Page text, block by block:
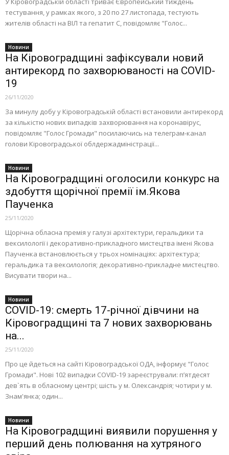
тестування, у рамках якого, з 20 по 27 листопада, тестують
жителів області на ВІЛ та гепатит C, повідомляє "Голос...
Новини
На Кіровоградщині зафіксували новий
антирекорд по захворюваності на COVID-
19
26/11/2020
За минулу добу у Кіровоградській області встановили антирекорд
за кількістю нових випадків захворювання на коронавірус,
повідомляє "Голос Громади" посилаючись на телеграм-канал
голови Кіровоградської облдержадміністрації...
Новини
На Кіровоградщині оголосили конкурс на
здобуття щорічної премії ім.Якова
Паученка
25/11/2020
Щорічна обласна премія у галузі архітектури, геральдики та
вексилології і декоративно-прикладного мистецтва імені Якова
Паученка встановлюється у трьох номінаціях: архітектура;
геральдика та вексилологія; декоративно-прикладне мистецтво.
Висувати твори на...
Новини
COVID-19: смерть 17-річної дівчини на
Кіровоградщині та 7 нових захворювань
на...
25/11/2020
Про це йдеться на сайті Кіровоградської ОДА, інформує "Голос
Громади". Нові 102 випадки COVID-19 зареєстрували: п’ятдесят
дев`ять в обласному центрі; шість у м. Олександрія; чотири у м.
Знам'янка; один...
Новини
На Кіровоградщині виявили порушення у
перший день полювання на хутряного